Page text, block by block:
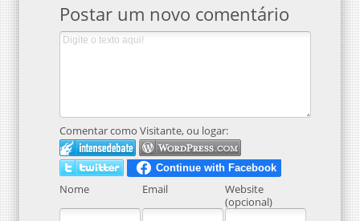
Postar um novo comentário
Comentar como Visitante, ou logar:
Nome Email
Website
(opcional)